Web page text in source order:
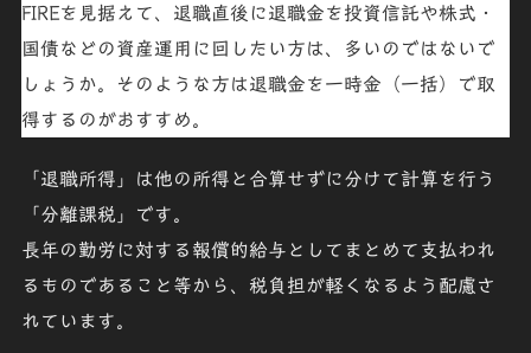
FIREを見据えて、退職直後に退職金を投資信託や株式・
国債などの資産運用に回したい方は、多いのではないで
しょうか。そのような方は退職金を一時金（一括）で取
得するのがおすすめ。
「 退職所得 」は他の所得と合算せずに分けて計算を行う
「 分離課税 」です。
長年の勤労に対する 報償的給与 としてまとめて支払われ
るものであること等から、 税負担が軽くなるよう配慮さ
れています。